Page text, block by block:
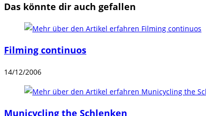
Das könnte dir auch gefallen
Filming continuos
14/12/2006
Municycling the Schlenken